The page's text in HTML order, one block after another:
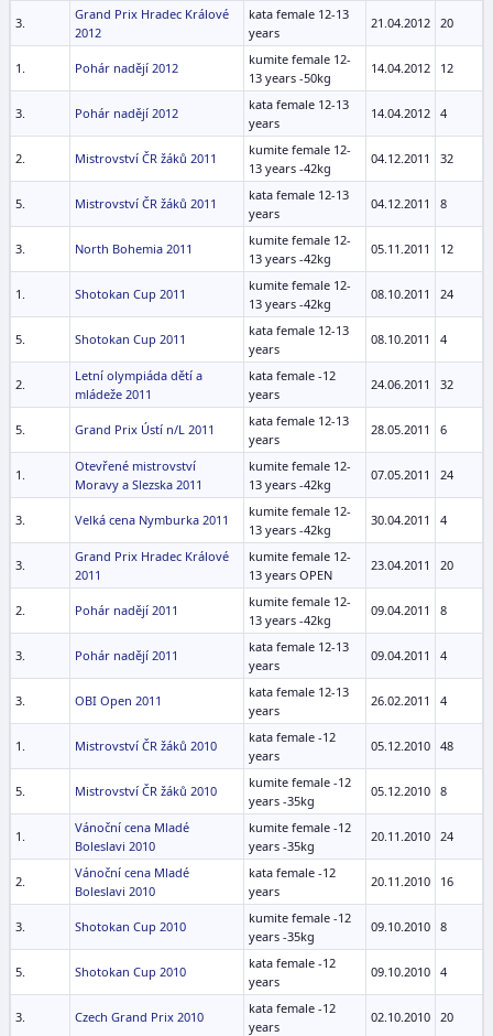
3.
Grand Prix Hradec Králové
2012
kata female 12-13
years
21.04.2012 20
1. Pohár nadějí 2012
kumite female 12-
13 years -50kg
14.04.2012 12
3. Pohár nadějí 2012
kata female 12-13
years
14.04.2012 4
2. Mistrovství ČR žáků 2011
kumite female 12-
13 years -42kg
04.12.2011 32
5. Mistrovství ČR žáků 2011
kata female 12-13
years
04.12.2011 8
3. North Bohemia 2011
kumite female 12-
13 years -42kg
05.11.2011 12
1. Shotokan Cup 2011
kumite female 12-
13 years -42kg
08.10.2011 24
5. Shotokan Cup 2011
kata female 12-13
years
08.10.2011 4
2.
Letní olympiáda dětí a
mládeže 2011
kata female -12
years
24.06.2011 32
5. Grand Prix Ústí n/L 2011
kata female 12-13
years
28.05.2011 6
1.
Otevřené mistrovství
Moravy a Slezska 2011
kumite female 12-
13 years -42kg
07.05.2011 24
3. Velká cena Nymburka 2011
kumite female 12-
13 years -42kg
30.04.2011 4
3.
Grand Prix Hradec Králové
2011
kumite female 12-
13 years OPEN
23.04.2011 20
2. Pohár nadějí 2011
kumite female 12-
13 years -42kg
09.04.2011 8
3. Pohár nadějí 2011
kata female 12-13
years
09.04.2011 4
3. OBI Open 2011
kata female 12-13
years
26.02.2011 4
1. Mistrovství ČR žáků 2010
kata female -12
years
05.12.2010 48
5. Mistrovství ČR žáků 2010
kumite female -12
years -35kg
05.12.2010 8
1.
Vánoční cena Mladé
Boleslavi 2010
kumite female -12
years -35kg
20.11.2010 24
2.
Vánoční cena Mladé
Boleslavi 2010
kata female -12
years
20.11.2010 16
3. Shotokan Cup 2010
kumite female -12
years -35kg
09.10.2010 8
5. Shotokan Cup 2010
kata female -12
years
09.10.2010 4
3. Czech Grand Prix 2010
kata female -12
years
02.10.2010 20